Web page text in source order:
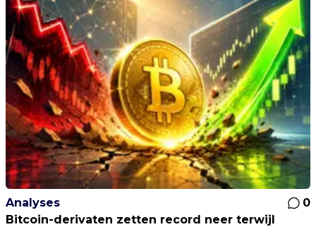
Analyses
0
Bitcoin-derivaten zetten record neer terwijl